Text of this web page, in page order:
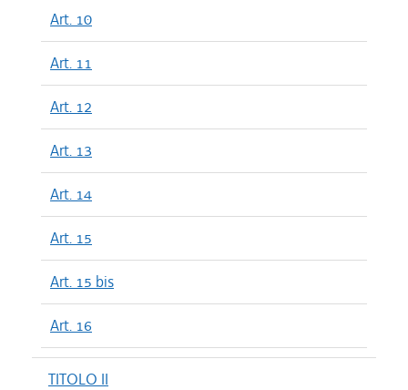
Art. 10
Art. 11
Art. 12
Art. 13
Art. 14
Art. 15
Art. 15 bis
Art. 16
TITOLO II